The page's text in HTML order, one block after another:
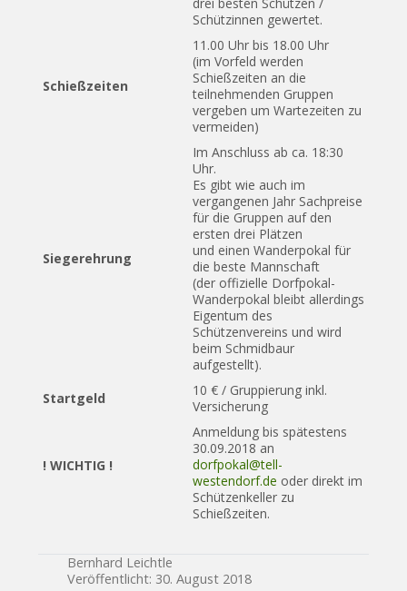
Schützinnen gewertet.
Schießzeiten
11.00 Uhr bis 18.00 Uhr
(im Vorfeld werden
Schießzeiten an die
teilnehmenden Gruppen
vergeben um Wartezeiten zu
vermeiden)
Siegerehrung
Im Anschluss ab ca. 18:30
Uhr.
Es gibt wie auch im
vergangenen Jahr Sachpreise
für die Gruppen auf den
ersten drei Plätzen
und einen Wanderpokal für
die beste Mannschaft
(der offizielle Dorfpokal-
Wanderpokal bleibt allerdings
Eigentum des
Schützenvereins und wird
beim Schmidbaur
aufgestellt).
Startgeld
10 € / Gruppierung inkl.
Versicherung
! WICHTIG !
Anmeldung bis spätestens
30.09.2018 an
dorfpokal@tell-
westendorf.de oder direkt im
Schützenkeller zu
Schießzeiten.
Bernhard Leichtle
Veröffentlicht: 30. August 2018